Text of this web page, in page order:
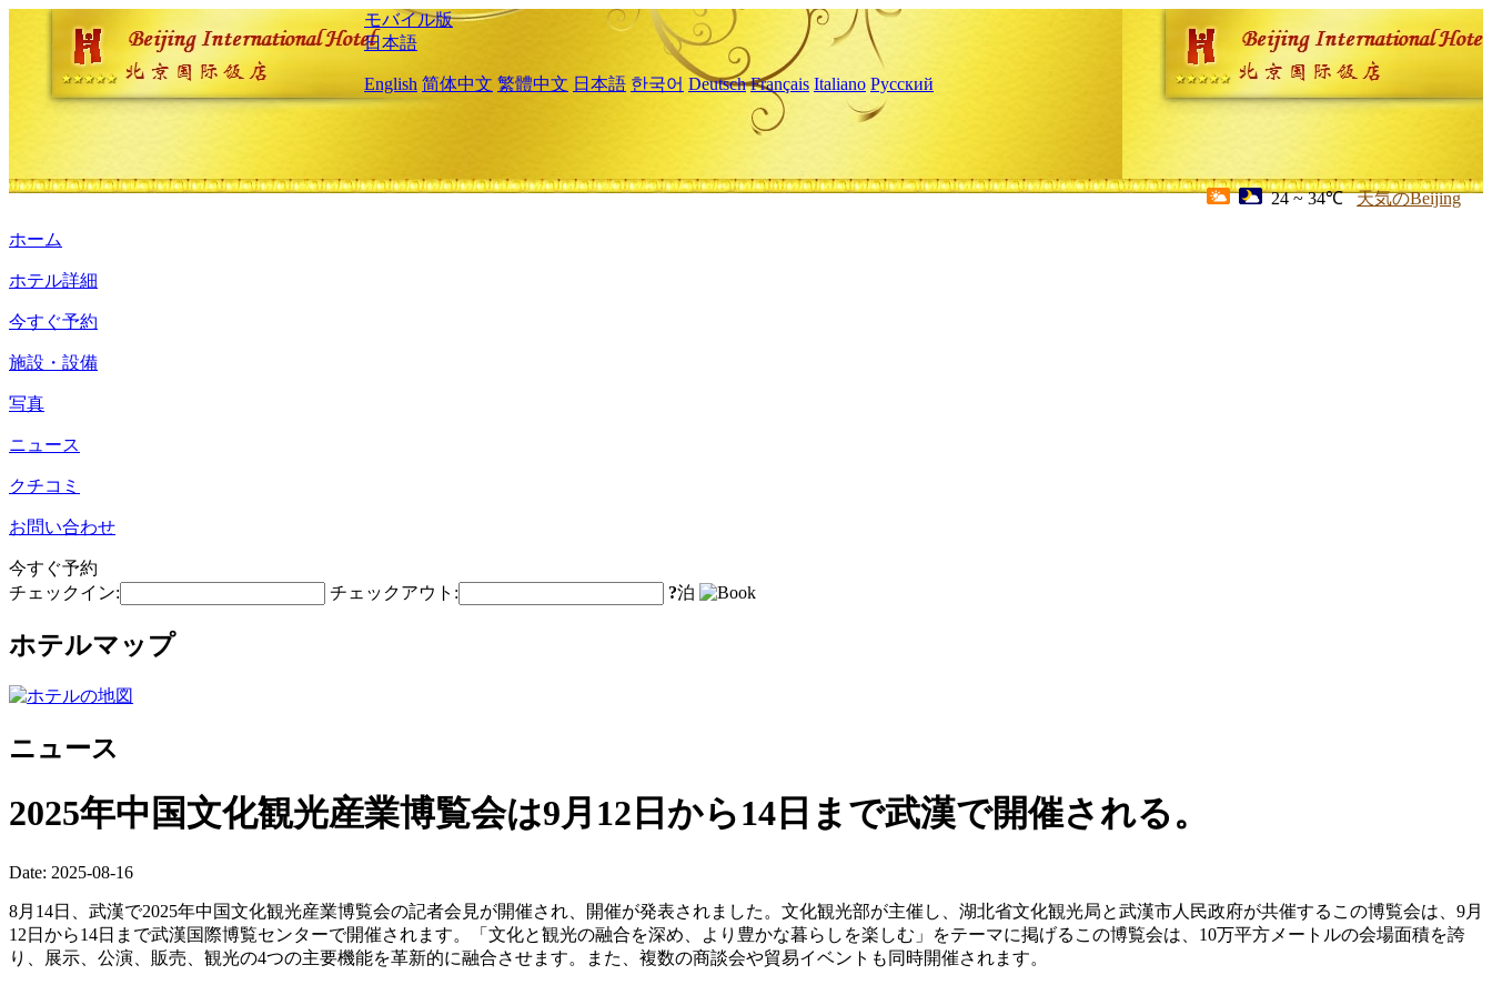
モバイル版
日本語
English 简体中文 繁體中文 日本語 한국어 Deutsch Français Italiano Русский
24 ~ 34℃ 天気のBeijing
ホーム
ホテル詳細
今すぐ予約
施設・設備
写真
ニュース
クチコミ
お問い合わせ
今すぐ予約
チェックイン:
チェックアウト: ?泊
ホテルマップ
ニュース
2025年中国文化観光産業博覧会は9月12日から14日まで武漢で開催される。
Date: 2025-08-16
8月14日、武漢で2025年中国文化観光産業博覧会の記者会見が開催され、開催が発表されました。文化観光部が主催し、湖北省文化観光局と武漢市人民政府が共催するこの博覧会は、9月
12日から14日まで武漢国際博覧センターで開催されます。「文化と観光の融合を深め、より豊かな暮らしを楽しむ」をテーマに掲げるこの博覧会は、10万平方メートルの会場面積を誇
り、展示、公演、販売、観光の4つの主要機能を革新的に融合させます。また、複数の商談会や貿易イベントも同時開催されます。